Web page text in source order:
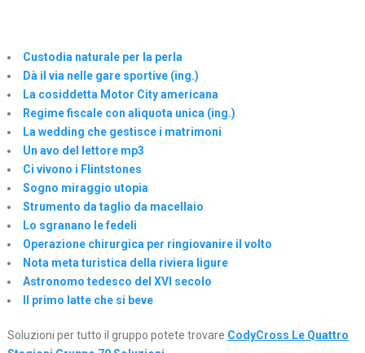
Custodia naturale per la perla
Dà il via nelle gare sportive (ing.)
La cosiddetta Motor City americana
Regime fiscale con aliquota unica (ing.)
La wedding che gestisce i matrimoni
Un avo del lettore mp3
Ci vivono i Flintstones
Sogno miraggio utopia
Strumento da taglio da macellaio
Lo sgranano le fedeli
Operazione chirurgica per ringiovanire il volto
Nota meta turistica della riviera ligure
Astronomo tedesco del XVI secolo
Il primo latte che si beve
Soluzioni per tutto il gruppo potete trovare CodyCross Le Quattro